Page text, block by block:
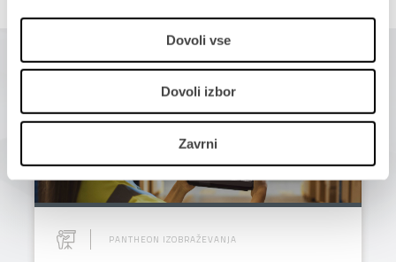
Dovoli vse
Dovoli izbor
Zavrni
Morda bi vas zanimalo tudi
PANTHEON IZOBRAŽEVANJA